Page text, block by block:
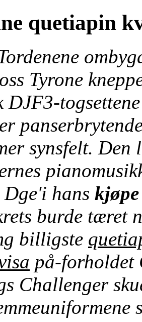
quetiapin
Tyrone
DJF3-
synsfelt.
hans
burde tæret
billigste
på-forholdet
Challenger